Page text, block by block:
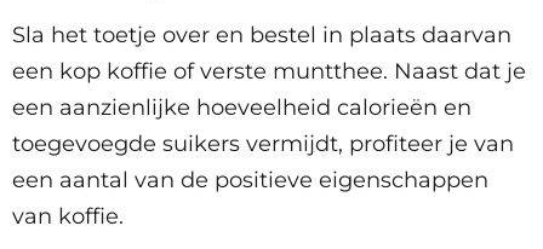
Sla het toetje over en bestel in plaats daarvan
een kop koffie of verste muntthee. Naast dat je
een aanzienlijke hoeveelheid calorieën en
toegevoegde suikers vermijdt, profiteer je van
een aantal van de positieve eigenschappen
van koffie.